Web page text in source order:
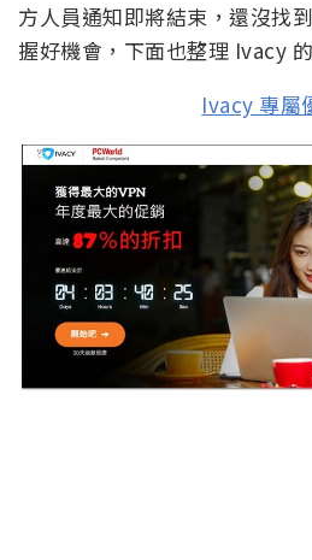
方人員通知即將結束，還沒找
握好機會，下面也整理 Ivacy
Ivacy 專屬